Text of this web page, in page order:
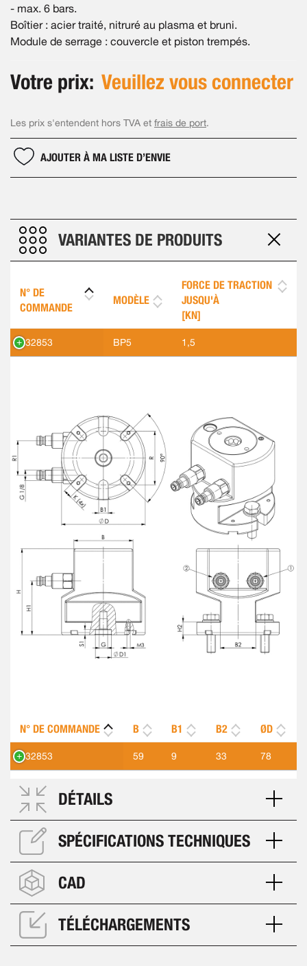
- max. 6 bars.
Boîtier : acier traité, nitruré au plasma et bruni.
Module de serrage : couvercle et piston trempés.
Votre prix: Veuillez vous connecter
Les prix s'entendent hors TVA et frais de port.
AJOUTER À MA LISTE D’ENVIE
VARIANTES DE PRODUITS
N° DE
COMMANDE
MODÈLE
FORCE DE TRACTION
JUSQU'À
[KN]
532853 BP5 1,5
N° DE COMMANDE B B1 B2 ØD
532853 59 9 33 78
DÉTAILS
SPÉCIFICATIONS TECHNIQUES
CAD
TÉLÉCHARGEMENTS